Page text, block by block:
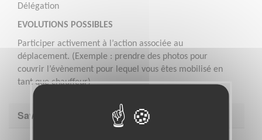
Délégation
EVOLUTIONS POSSIBLES
Participer activement à l’action associée au
déplacement. (Exemple : prendre des photos pour
couvrir l’évènement pour lequel vous êtes mobilisé en
tant que chauffeur)
Savoir être & compétences